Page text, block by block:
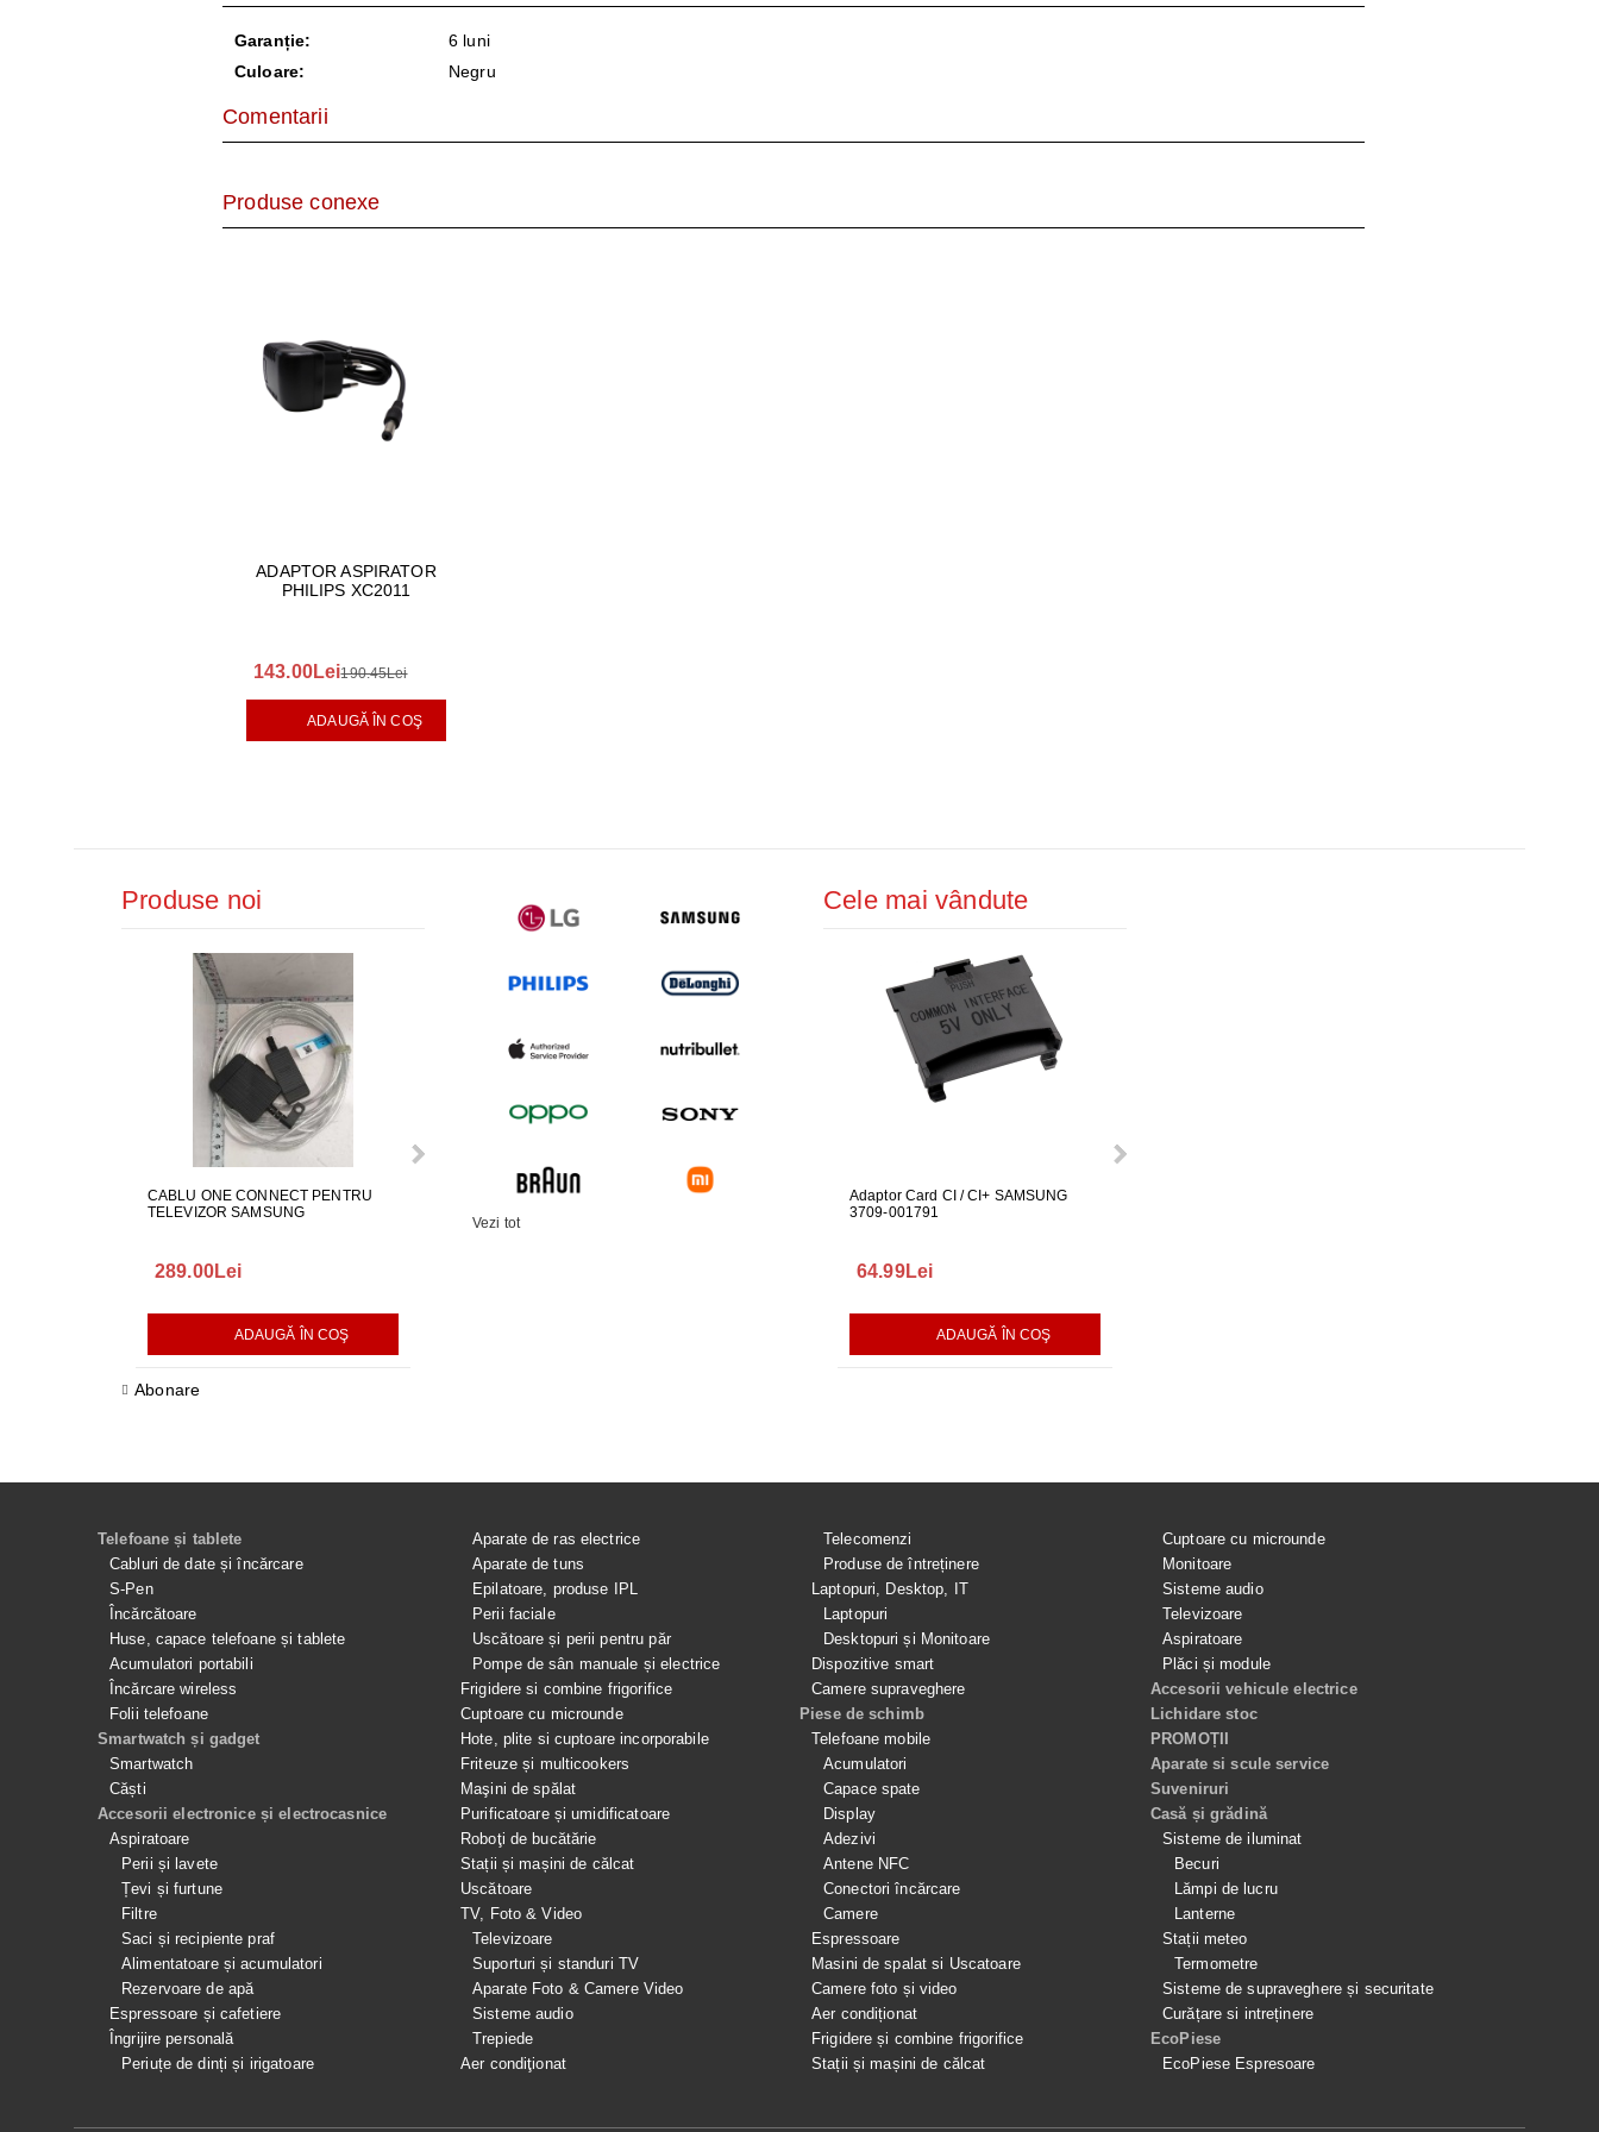
Garanție:
6 luni
Culoare:
Negru
Comentarii
Produse conexe
ADAPTOR ASPIRATOR
PHILIPS XC2011
143.00Lei190.45Lei
ADAUGĂ ÎN COŞ
Produse noi
CABLU ONE CONNECT PENTRU
TELEVIZOR SAMSUNG
289.00Lei
ADAUGĂ ÎN COŞ
FURTUN EVACUARE PENTRU
GARNITURA HUBLOU MASINA DE
GARNITURA HUBLOU MASINA DE
Abonare
Vezi tot
Cele mai vândute
Adaptor Card CI / CI+ SAMSUNG
3709-001791
64.99Lei
ADAUGĂ ÎN COŞ
Telefoane și tablete
Cabluri de date și încărcare
S-Pen
Încărcătoare
Huse, capace telefoane și tablete
Acumulatori portabili
Încărcare wireless
Folii telefoane
Smartwatch și gadget
Smartwatch
Căști
Accesorii electronice și electrocasnice
Aspiratoare
Perii și lavete
Țevi și furtune
Filtre
Saci și recipiente praf
Alimentatoare și acumulatori
Rezervoare de apă
Espressoare și cafetiere
Îngrijire personală
Periuțe de dinți și irigatoare
Aparate de ras electrice
Aparate de tuns
Epilatoare, produse IPL
Perii faciale
Uscătoare și perii pentru păr
Pompe de sân manuale și electrice
Frigidere si combine frigorifice
Cuptoare cu microunde
Hote, plite si cuptoare incorporabile
Friteuze și multicookers
Maşini de spălat
Purificatoare și umidificatoare
Roboţi de bucătărie
Stații și mașini de călcat
Uscătoare
TV, Foto & Video
Televizoare
Suporturi și standuri TV
Aparate Foto & Camere Video
Sisteme audio
Trepiede
Aer condiţionat
Telecomenzi
Produse de întreținere
Laptopuri, Desktop, IT
Laptopuri
Desktopuri și Monitoare
Dispozitive smart
Camere supraveghere
Piese de schimb
Telefoane mobile
Acumulatori
Capace spate
Display
Adezivi
Antene NFC
Conectori încărcare
Camere
Espressoare
Masini de spalat si Uscatoare
Camere foto și video
Aer condiționat
Frigidere și combine frigorifice
Stații și mașini de călcat
Cuptoare cu microunde
Monitoare
Sisteme audio
Televizoare
Aspiratoare
Plăci și module
Accesorii vehicule electrice
Lichidare stoc
PROMOȚII
Aparate si scule service
Suveniruri
Casă și grădină
Sisteme de iluminat
Becuri
Lămpi de lucru
Lanterne
Stații meteo
Termometre
Sisteme de supraveghere și securitate
Curățare si intreținere
EcoPiese
EcoPiese Espresoare